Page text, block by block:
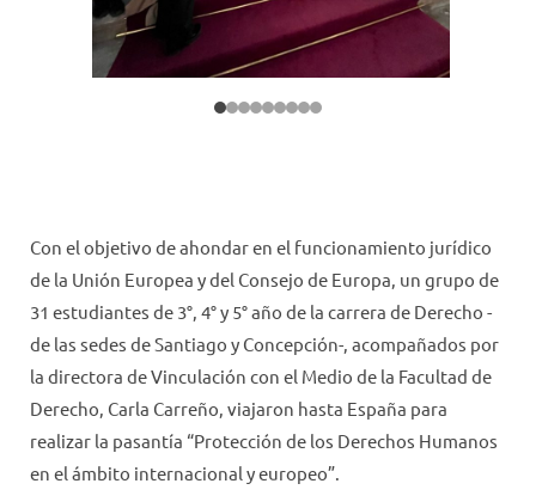
Con el objetivo de ahondar en el funcionamiento jurídico
de la Unión Europea y del Consejo de Europa, un grupo de
31 estudiantes de 3°, 4° y 5° año de la carrera de Derecho -
de las sedes de Santiago y Concepción-, acompañados por
la directora de Vinculación con el Medio de la Facultad de
Derecho, Carla Carreño, viajaron hasta España para
realizar la pasantía “Protección de los Derechos Humanos
en el ámbito internacional y europeo”.